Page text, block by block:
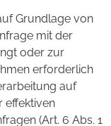
Grundlage von
mit der
oder zur
erforderlich
auf
effektiven
(Art. 6 Abs. 1